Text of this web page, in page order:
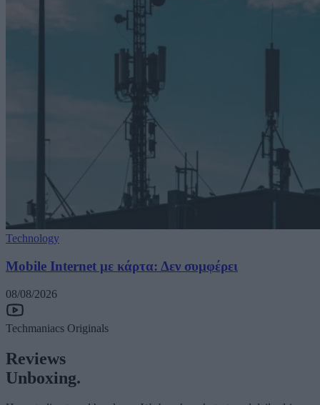
Technology
Mobile Internet με κάρτα: Δεν συμφέρει
08/08/2026
Techmaniacs Originals
Reviews
Unboxing.